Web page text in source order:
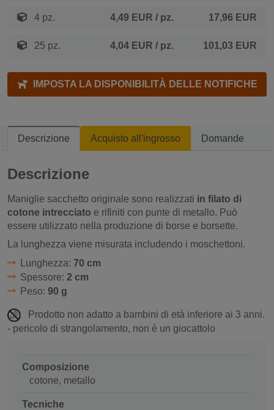
4 pz. 4,49 EUR / pz. 17,96 EUR
25 pz. 4,04 EUR / pz. 101,03 EUR
IMPOSTA LA DISPONIBILITÀ DELLE NOTIFICHE
Descrizione Acquisto all'ingrosso Domande
Descrizione
Maniglie sacchetto originale sono realizzati in filato di
cotone intrecciato e rifiniti con punte di metallo. Può
essere utilizzato nella produzione di borse e borsette.
La lunghezza viene misurata includendo i moschettoni.
Lunghezza: 70 cm
Spessore: 2 cm
Peso: 90 g
Prodotto non adatto a bambini di età inferiore ai 3 anni.
- pericolo di strangolamento, non è un giocattolo
Composizione
cotone, metallo
Tecniche